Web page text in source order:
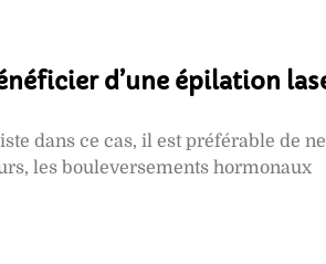
d’une épilation
dans ce cas, il est préférable de
les bouleversements hormonaux